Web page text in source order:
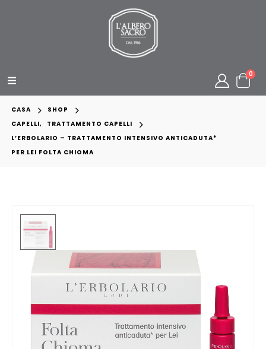
0
CASA
SHOP
CAPELLI,
TRATTAMENTO CAPELLI
L’ERBOLARIO – TRATTAMENTO INTENSIVO ANTICADUTA*
PER LEI FOLTA CHIOMA